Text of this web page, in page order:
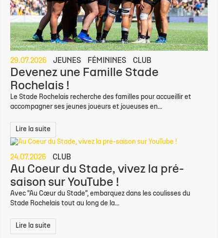
29.07.2026 JEUNES FÉMININES CLUB
Devenez une Famille Stade
Rochelais !
Le Stade Rochelais recherche des familles pour accueillir et
accompagner ses jeunes joueurs et joueuses en...
Lire la suite
24.07.2026 CLUB
Au Coeur du Stade, vivez la pré-
saison sur YouTube !
Avec "Au Cœur du Stade", embarquez dans les coulisses du
Stade Rochelais tout au long de la...
Lire la suite